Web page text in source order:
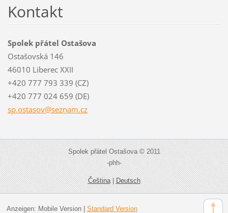
Kontakt
Spolek přátel Ostašova
Ostašovská 146
46010 Liberec XXII
+420 777 793 339 (CZ)
+420 777 024 659 (DE)
sp.ostasov@seznam.cz
Spolek přátel Ostašova © 2011
-phh-
Čeština|Deutsch
Anzeigen: Mobile Version| Standard Version